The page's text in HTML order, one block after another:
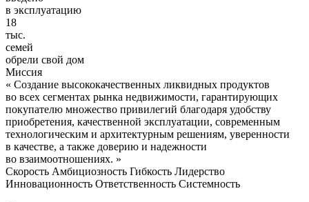
в эксплуатацию
18
тыс.
семей
обрели свой дом
Миссия
« Создание высококачественных ликвидных продуктов
во всех сегментах рынка недвижимости, гарантирующих
покупателю множество привилегий благодаря удобству
приобретения, качественной эксплуатации, современным
технологическим и архитектурным решениям, уверенности
в качестве, а также доверию и надежности
во взаимоотношениях. »
Скорость Амбициозность Гибкость Лидерство
Инновационность Ответственность Системность